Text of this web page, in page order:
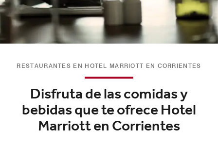
RESTAURANTES EN HOTEL MARRIOTT EN CORRIENTES
Disfruta de las comidas y
bebidas que te ofrece Hotel
Marriott en Corrientes